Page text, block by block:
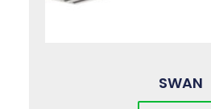
SWAN